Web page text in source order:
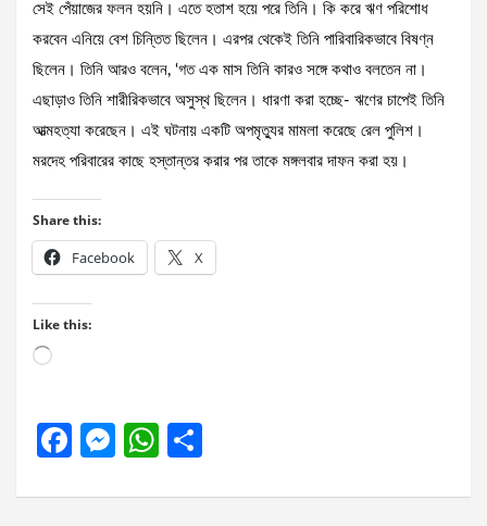
সেই পেঁয়াজের ফলন হয়নি। এতে হতাশ হয়ে পরে তিনি। কি করে ঋণ পরিশোধ
করবেন এনিয়ে বেশ চিন্তিত ছিলেন। এরপর থেকেই তিনি পারিবারিকভাবে বিষণ্ন
ছিলেন। তিনি আরও বলেন, ‘গত এক মাস তিনি কারও সঙ্গে কথাও বলতেন না।
এছাড়াও তিনি শারীরিকভাবে অসুস্থ ছিলেন। ধারণা করা হচ্ছে- ঋণের চাপেই তিনি
আত্মহত্যা করেছেন। এই ঘটনায় একটি অপমৃত্যুর মামলা করেছে রেল পুলিশ।
মরদেহ পরিবারের কাছে হস্তান্তর করার পর তাকে মঙ্গলবার দাফন করা হয়।
Share this:
Facebook X
Like this:
Loading…
F
ce
M
se
W
at ar